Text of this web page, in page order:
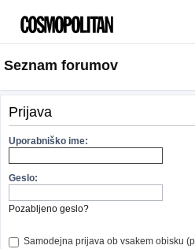
Seznam forumov
Prijava
Uporabniško ime:
Geslo:
Pozabljeno geslo?
Samodejna prijava ob vsakem obisku